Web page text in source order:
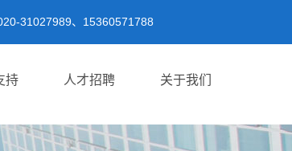
31027989、15360571788
持 人才招聘 关于我们